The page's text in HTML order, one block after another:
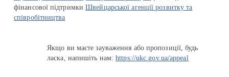
фінансової підтримкиШвейцарської агенції розвитку та
співробітництва
Якщо ви маєте зауваження або пропозиції, будь
ласка, напишіть нам:https://ukc.gov.ua/appeal